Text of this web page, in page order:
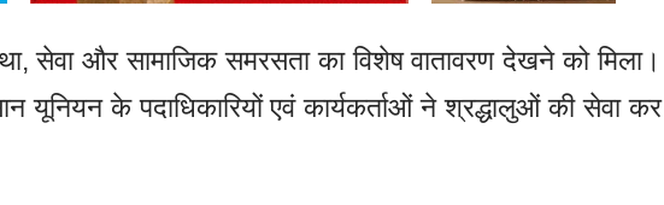
सेवा और सामाजिक समरसता का विशेष वातावरण देखने को मिला।
यूनियन के पदाधिकारियों एवं कार्यकर्ताओं ने श्रद्धालुओं की सेवा कर